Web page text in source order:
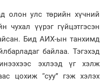
олон улс төрийн хүчний
чухал үүрэг гүйцэтгэсэн
Бид АИХ-ын танхимд
байлаа. Тэгэхэд
эхлээд үг хэлж
цохиж “суу” гэж хэлэх